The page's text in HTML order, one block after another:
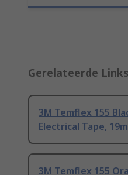
Gerelateerde Links
3M Temflex 155
Electrical Tape,
3M Temflex 155